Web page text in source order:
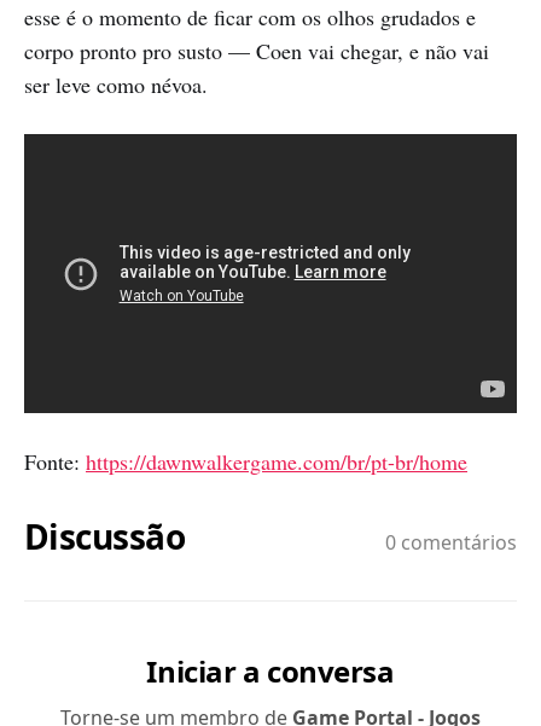
esse é o momento de ficar com os olhos grudados e
corpo pronto pro susto — Coen vai chegar, e não vai
ser leve como névoa.
Fonte: https://dawnwalkergame.com/br/pt-br/home